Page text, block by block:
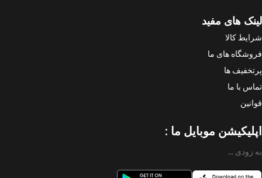
لینک های مفید
شرایط کالا
فروشگاه های ما
پرتخفیف ها
تماس با ما
قوانین
اپلیکیشن موبایل ما :
به زودی ...